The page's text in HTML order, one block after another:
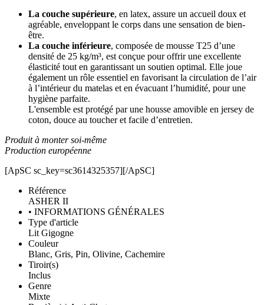
La couche supérieure, en latex, assure un accueil doux et
agréable, enveloppant le corps dans une sensation de bien-
être.
La couche inférieure, composée de mousse T25 d’une
densité de 25 kg/m³, est conçue pour offrir une excellente
élasticité tout en garantissant un soutien optimal. Elle joue
également un rôle essentiel en favorisant la circulation de l’air
à l’intérieur du matelas et en évacuant l’humidité, pour une
hygiène parfaite.
L'ensemble est protégé par une housse amovible en jersey de
coton, douce au toucher et facile d’entretien.
Produit à monter soi-même
Production européenne
[ApSC sc_key=sc3614325357][/ApSC]
Référence
ASHER II
• INFORMATIONS GÉNÉRALES
Type d'article
Lit Gigogne
Couleur
Blanc, Gris, Pin, Olivine, Cachemire
Tiroir(s)
Inclus
Genre
Mixte